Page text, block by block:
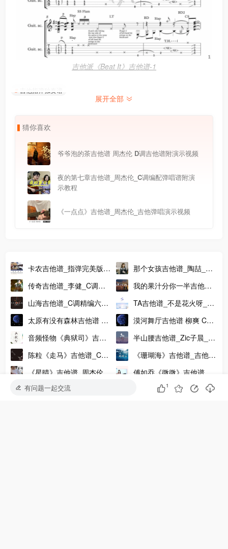
吉他派《Beat It》吉他谱-1
吉他派《Beat It》吉他谱-2
展开全部
猜你喜欢
爷爷泡的茶吉他谱 周杰伦 D调吉他谱附演示视频
夜的第七章吉他谱_周杰伦_C调编配弹唱谱附演
示教程
《一点点》吉他谱_周杰伦_吉他弹唱演示视频
卡农吉他谱_指弹完美版吉
他六线谱_教学视频讲解
那个女孩吉他谱_陶喆_那
个女孩吉他谱附教学
传奇吉他谱_李健_C调原
调指法版吉他谱
我的果汁分你一半吉他谱_
皮卡丘多多_C调标准版吉
他谱
山海吉他谱_C调精编六线
谱_弹唱谱_吉他专家
TA吉他谱_不是花火呀_C
调高清吉他弹唱谱
太原有没有森林吉他谱 柳
爽 C调版吉他弹唱谱
漠河舞厅吉他谱 柳爽 C调
精编版吉他弹唱谱
音频怪物《典狱司》吉他
谱_吉他弹唱六线谱_G调
指法吉他谱
半山腰吉他谱_Zic子晨_C
调指法吉他弹唱谱
陈粒《走马》吉他谱_C调
吉他六线谱_吉他弹唱教学
《珊瑚海》吉他谱_吉他弹
唱演示视频_D调吉他弹唱
《星晴》吉他谱_周杰伦_
吉他弹唱演示示范视频
傅如乔《微微》吉他谱_吉
他弹唱视频教学_白熊音乐
可怜天下父母心吉他谱_魏
恶作剧吉他谱_王蓝茵_C
有问题一起交流 1